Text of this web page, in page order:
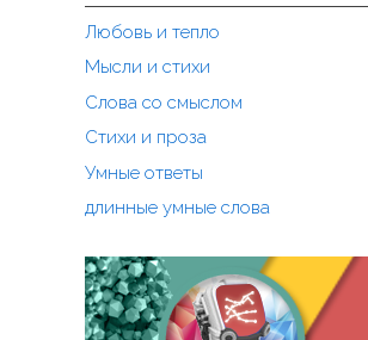
Любовь и тепло
Мысли и стихи
Слова со смыслом
Стихи и проза
Умные ответы
длинные умные слова